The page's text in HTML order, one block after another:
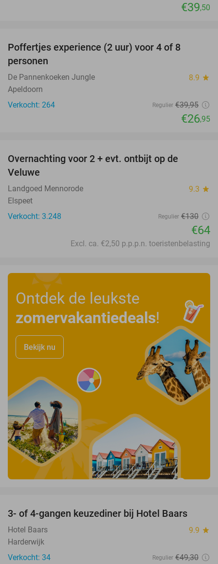
€39,50
Poffertjes experience (2 uur) voor 4 of 8
personen
De Pannenkoeken Jungle 8.9 star
Apeldoorn
Verkocht: 264
Regulier €39,95
€26,95
Overnachting voor 2 + evt. ontbijt op de
Veluwe
Landgoed Mennorode 9.3 star
Elspeet
Verkocht: 3.248
Regulier €130
€64
Excl. ca. €2,50 p.p.p.n. toeristenbelasting
Ontdek de leukste
zomervakantiedeals!
Bekijk nu
3- of 4-gangen keuzediner bij Hotel Baars
Hotel Baars 9.9 star
Harderwijk
Verkocht: 34
Regulier €49,30